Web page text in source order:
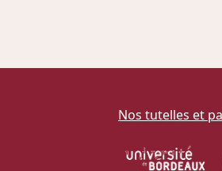
Nos tutelles et